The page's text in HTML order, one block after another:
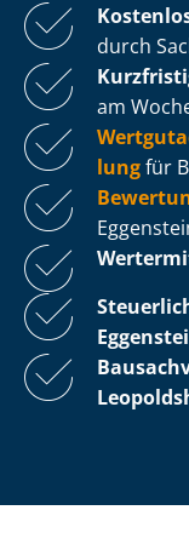
durch
am
lungfür